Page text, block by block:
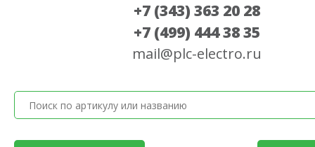
+7 (343) 363 20 28
+7 (499) 444 38 35
mail@plc-electro.ru